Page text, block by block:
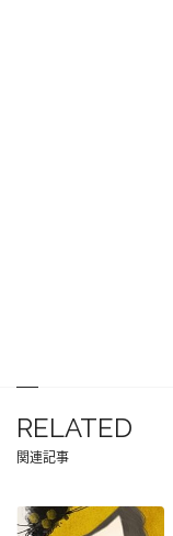
RELATED
関連記事